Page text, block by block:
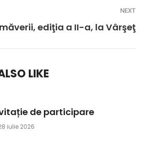
NEXT
ediţia a II-a, la Vârşeţ
LIKE
de participare
iulie 2026